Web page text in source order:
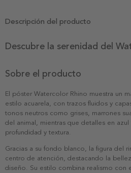
Descripción del producto
Descubre la serenidad del
Sobre el producto
El póster Watercolor Rhino muestra un
estilo acuarela, con trazos fluidos y
tonos neutros como grises, marrones
del animal, mientras que detalles en
profundidad y textura.
Gracias a su fondo blanco, la figura del
centro de atención, destacando la
diseño. Su estilo combina realismo con